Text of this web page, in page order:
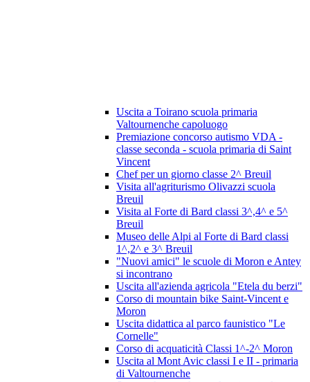
Uscita a Toirano scuola primaria
Valtournenche capoluogo
Premiazione concorso autismo VDA -
classe seconda - scuola primaria di Saint
Vincent
Chef per un giorno classe 2^ Breuil
Visita all'agriturismo Olivazzi scuola
Breuil
Visita al Forte di Bard classi 3^,4^ e 5^
Breuil
Museo delle Alpi al Forte di Bard classi
1^,2^ e 3^ Breuil
"Nuovi amici" le scuole di Moron e Antey
si incontrano
Uscita all'azienda agricola "Etela du berzi"
Corso di mountain bike Saint-Vincent e
Moron
Uscita didattica al parco faunistico "Le
Cornelle"
Corso di acquaticità Classi 1^-2^ Moron
Uscita al Mont Avic classi I e II - primaria
di Valtournenche